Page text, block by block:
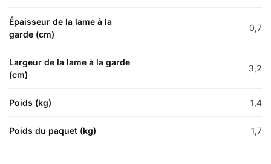
Épaisseur de la lame à la
garde (cm)
0,7
Largeur de la lame à la garde
(cm)
3,2
Poids (kg) 1,4
Poids du paquet (kg) 1,7